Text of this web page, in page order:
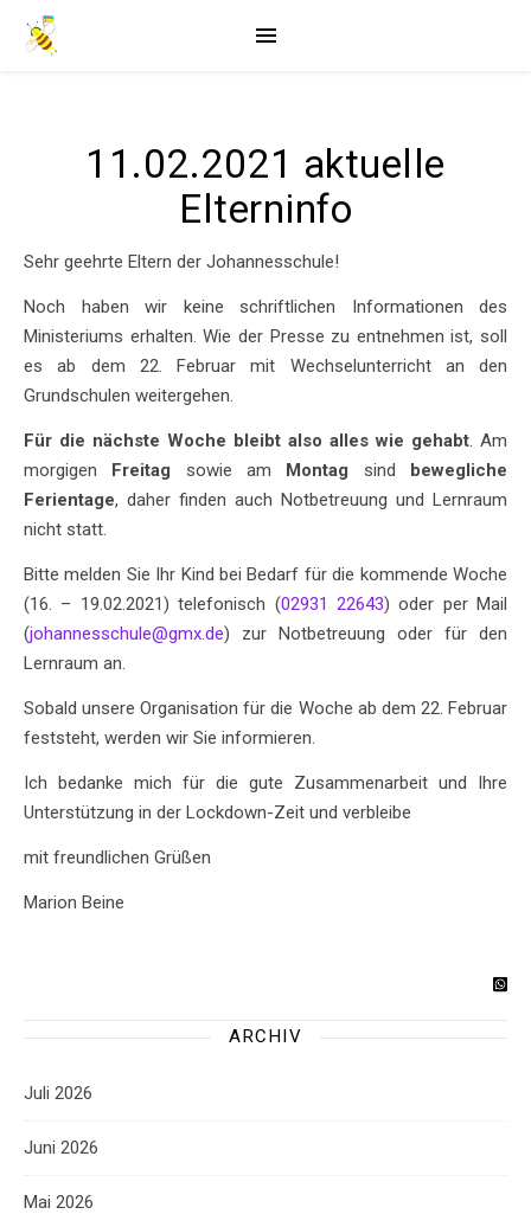
11.02.2021 aktuelle
Elterninfo
Sehr geehrte Eltern der Johannesschule!
Noch haben wir keine schriftlichen Informationen des
Ministeriums erhalten. Wie der Presse zu entnehmen ist, soll
es ab dem 22. Februar mit Wechselunterricht an den
Grundschulen weitergehen.
Für die nächste Woche bleibt also alles wie gehabt. Am
morgigen Freitag sowie am Montag sind bewegliche
Ferientage, daher finden auch Notbetreuung und Lernraum
nicht statt.
Bitte melden Sie Ihr Kind bei Bedarf für die kommende Woche
(16. – 19.02.2021) telefonisch (02931 22643) oder per Mail
(johannesschule@gmx.de) zur Notbetreuung oder für den
Lernraum an.
Sobald unsere Organisation für die Woche ab dem 22. Februar
feststeht, werden wir Sie informieren.
Ich bedanke mich für die gute Zusammenarbeit und Ihre
Unterstützung in der Lockdown-Zeit und verbleibe
mit freundlichen Grüßen
Marion Beine
ARCHIV
Juli 2026
Juni 2026
Mai 2026